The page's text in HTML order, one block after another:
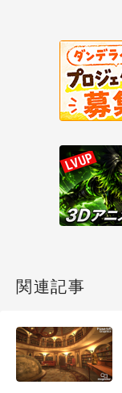
関連記事